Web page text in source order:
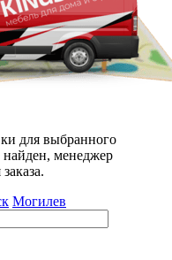
для выбранного
найден, менеджер
Могилев